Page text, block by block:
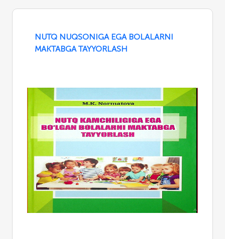
NUTQ NUQSONIGA EGA BOLALARNI
MAKTABGA TAYYORLASH